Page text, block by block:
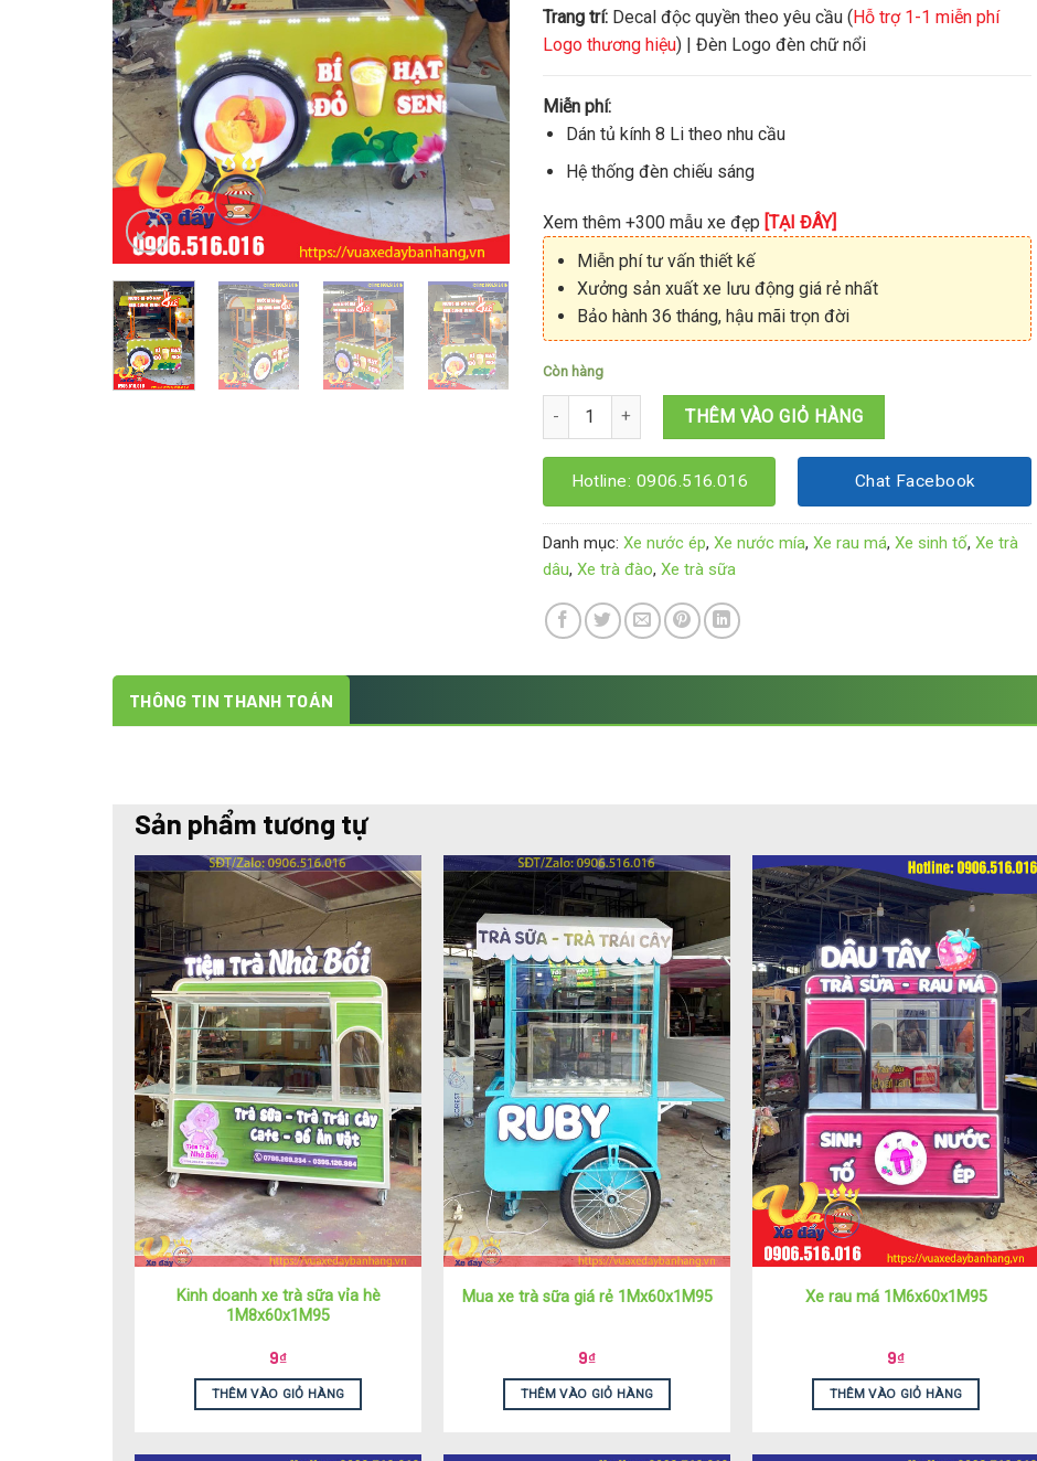
Trang trí: Decal độc quyền theo yêu cầu (Hỗ trợ 1-1 miễn phí
Logo thương hiệu) | Đèn Logo đèn chữ nổi
Miễn phí:
Dán tủ kính 8 Li theo nhu cầu
Hệ thống đèn chiếu sáng
Xem thêm +300 mẫu xe đẹp [TẠI ĐÂY]
Miễn phí tư vấn thiết kế
Xưởng sản xuất xe lưu động giá rẻ nhất
Bảo hành 36 tháng, hậu mãi trọn đời
Còn hàng
Xe bán nước bí đao 1M2x60x1M95 số lượng
THÊM VÀO GIỎ HÀNG
Hotline: 0906.516.016 Chat Facebook
Danh mục: Xe nước ép, Xe nước mía, Xe rau má, Xe sinh tố, Xe trà
dâu, Xe trà đào, Xe trà sữa
THÔNG TIN THANH TOÁN
Sản phẩm tương tự
Kinh doanh xe trà sữa vỉa hè
1M8x60x1M95
9₫
THÊM VÀO GIỎ HÀNG
Mua xe trà sữa giá rẻ 1Mx60x1M95
9₫
THÊM VÀO GIỎ HÀNG
Xe rau má 1M6x60x1M95
9₫
THÊM VÀO GIỎ HÀNG